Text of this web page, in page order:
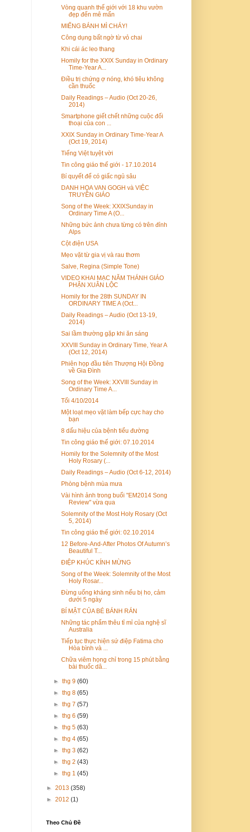
Vòng quanh thế giới với 18 khu vườn
đẹp đến mê mẩn
MIẾNG BÁNH MÌ CHÁY!
Công dụng bất ngờ từ vỏ chai
Khi cái ác leo thang
Homily for the XXIX Sunday in Ordinary
Time-Year A...
Điều trị chứng ợ nóng, khó tiêu không
cần thuốc
Daily Readings – Audio (Oct 20-26,
2014)
Smartphone giết chết những cuộc đối
thoại của con ...
XXIX Sunday in Ordinary Time-Year A
(Oct 19, 2014)
Tiếng Việt tuyệt vời
Tin công giáo thế giới - 17.10.2014
Bí quyết để có giấc ngủ sâu
DANH HỌA VAN GOGH và VIỆC
TRUYỀN GIÁO
Song of the Week: XXIXSunday in
Ordinary Time A (O...
Những bức ảnh chưa từng có trên đỉnh
Alps
Cột điện USA
Mẹo vặt từ gia vị và rau thơm
Salve, Regina (Simple Tone)
VIDEO KHAI MẠC NĂM THÁNH GIÁO
PHẬN XUÂN LỘC
Homily for the 28th SUNDAY IN
ORDINARY TIME A (Oct...
Daily Readings – Audio (Oct 13-19,
2014)
Sai lầm thường gặp khi ăn sáng
XXVIII Sunday in Ordinary Time, Year A
(Oct 12, 2014)
Phiên họp đầu tiên Thượng Hội Đồng
về Gia Đình
Song of the Week: XXVIII Sunday in
Ordinary Time A...
Tối 4/10/2014
Một loạt mẹo vặt làm bếp cực hay cho
bạn
8 dấu hiệu của bệnh tiểu đường
Tin công giáo thế giới: 07.10.2014
Homily for the Solemnity of the Most
Holy Rosary (...
Daily Readings – Audio (Oct 6-12, 2014)
Phòng bệnh mùa mưa
Vài hình ảnh trong buổi "EM2014 Song
Review" vừa qua
Solemnity of the Most Holy Rosary (Oct
5, 2014)
Tin công giáo thế giới: 02.10.2014
12 Before-And-After Photos Of Autumn’s
Beautiful T...
ĐIỆP KHÚC KÍNH MỪNG
Song of the Week: Solemnity of the Most
Holy Rosar...
Đừng uống kháng sinh nếu bị ho, cảm
dưới 5 ngày
BÍ MẬT CỦA BÉ BÁNH RÁN
Những tác phẩm thêu tỉ mỉ của nghệ sĩ
Australia
Tiếp tục thực hiện sứ điệp Fatima cho
Hòa bình và ...
Chữa viêm họng chỉ trong 15 phút bằng
bài thuốc dâ...
►thg 9(60)
►thg 8(65)
►thg 7(57)
►thg 6(59)
►thg 5(63)
►thg 4(65)
►thg 3(62)
►thg 2(43)
►thg 1(45)
► 2013 (358)
► 2012 (1)
Theo Chủ Đề